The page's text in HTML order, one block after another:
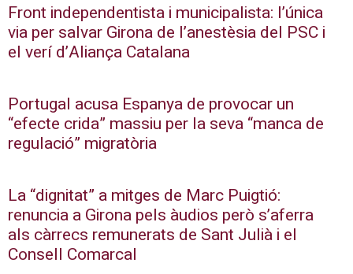
Front independentista i municipalista: l’única
via per salvar Girona de l’anestèsia del PSC i
el verí d’Aliança Catalana
Portugal acusa Espanya de provocar un
“efecte crida” massiu per la seva “manca de
regulació” migratòria
La “dignitat” a mitges de Marc Puigtió:
renuncia a Girona pels àudios però s’aferra
als càrrecs remunerats de Sant Julià i el
Consell Comarcal